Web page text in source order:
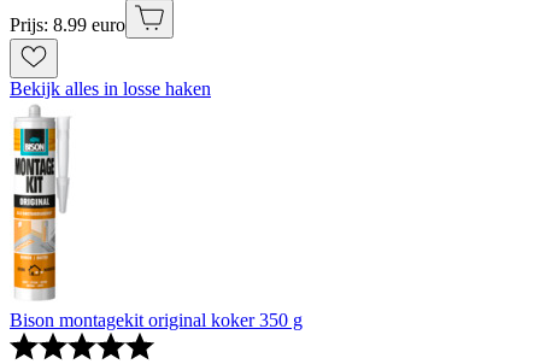
Prijs: 8.99 euro
Bekijk alles in losse haken
Bison montagekit original koker 350 g